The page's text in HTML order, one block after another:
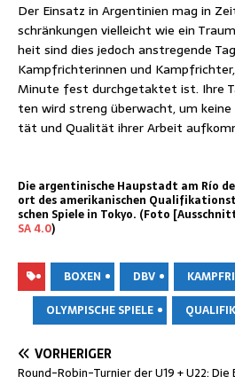
Der Ein­satz in Argen­ti­ni­en mag in
schrän­kun­gen viel­leicht wie ein
heit sind dies jedoch anst­re­gen­de
Kampf­rich­te­rin­nen und
Minu­te fest durch­ge­tak­tet ist. Ihre
ten wird streng über­wacht, um
tät und Qua­li­tät ihrer Arbeit
Die argen­ti­ni­sche Haup­stadt am Río
ort des ame­ri­ka­ni­schen
schen Spie­le in Tokyo. (Foto
SA 4.0)
BOXEN DBV
OLYMPISCHE SPIELE
VORHERIGER
Round-Robin-Tur­nier der U19 + U22: Die